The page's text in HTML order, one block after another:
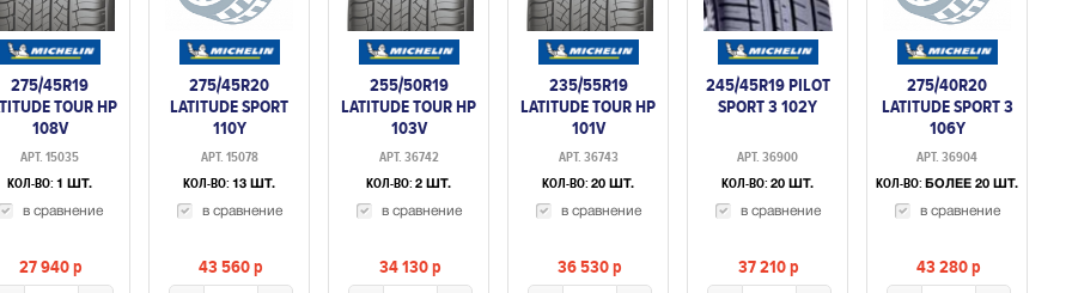
275/45R19
TOUR HP
108V
АРТ. 15035
КОЛ-ВО: 1 ШТ.
в сравнение
27 940p
275/45R20
LATITUDE SPORT
110Y
АРТ. 15078
КОЛ-ВО: 13 ШТ.
в сравнение
43 560p
255/50R19
LATITUDE TOUR HP
103V
АРТ. 36742
КОЛ-ВО: 2 ШТ.
в сравнение
34 130p
235/55R19
LATITUDE TOUR HP
101V
АРТ. 36743
КОЛ-ВО: 20 ШТ.
в сравнение
36 530p
245/45R19 PILOT
SPORT 3 102Y
АРТ. 36900
КОЛ-ВО: 20 ШТ.
в сравнение
37 210p
275/40R20
LATITUDE SPORT 3
106Y
АРТ. 36904
КОЛ-ВО: БОЛЕЕ 20 ШТ.
в сравнение
43 280p